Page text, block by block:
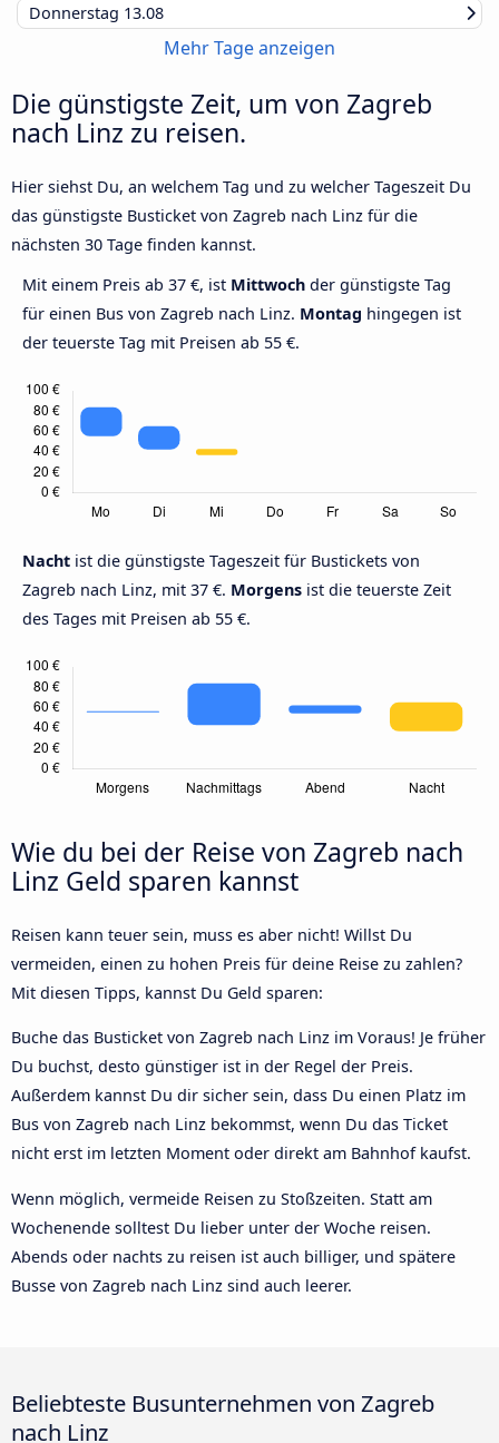
Donnerstag 13.08
Mehr Tage anzeigen
Die günstigste Zeit, um von Zagreb
nach Linz zu reisen.
Hier siehst Du, an welchem Tag und zu welcher Tageszeit Du
das günstigste Busticket von Zagreb nach Linz für die
nächsten 30 Tage finden kannst.
Mit einem Preis ab 37 €, ist Mittwoch der günstigste Tag
für einen Bus von Zagreb nach Linz. Montag hingegen ist
der teuerste Tag mit Preisen ab 55 €.
Nacht ist die günstigste Tageszeit für Bustickets von
Zagreb nach Linz, mit 37 €. Morgens ist die teuerste Zeit
des Tages mit Preisen ab 55 €.
Wie du bei der Reise von Zagreb nach
Linz Geld sparen kannst
Reisen kann teuer sein, muss es aber nicht! Willst Du
vermeiden, einen zu hohen Preis für deine Reise zu zahlen?
Mit diesen Tipps, kannst Du Geld sparen:
Buche das Busticket von Zagreb nach Linz im Voraus! Je früher
Du buchst, desto günstiger ist in der Regel der Preis.
Außerdem kannst Du dir sicher sein, dass Du einen Platz im
Bus von Zagreb nach Linz bekommst, wenn Du das Ticket
nicht erst im letzten Moment oder direkt am Bahnhof kaufst.
Wenn möglich, vermeide Reisen zu Stoßzeiten. Statt am
Wochenende solltest Du lieber unter der Woche reisen.
Abends oder nachts zu reisen ist auch billiger, und spätere
Busse von Zagreb nach Linz sind auch leerer.
Beliebteste Busunternehmen von Zagreb
nach Linz